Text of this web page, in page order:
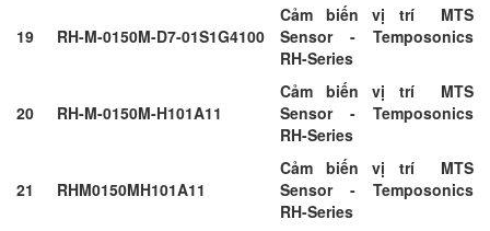
19 RH-M-0150M-D7-01S1G4100
Cảm biến vị trí MTS
Sensor - Temposonics
RH-Series
20 RH-M-0150M-H101A11
Cảm biến vị trí MTS
Sensor - Temposonics
RH-Series
21 RHM0150MH101A11
Cảm biến vị trí MTS
Sensor - Temposonics
RH-Series